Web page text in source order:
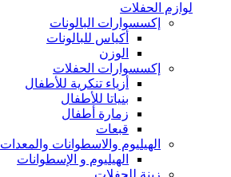
لوازم الحفلات
إكسسوارات البالونات
أكياس للبالونات
الوزن
إكسسوارات الحفلات
أزياء تنكرية للأطفال
بنياتا للأطفال
زمارة أطفال
قبعات
الهيليوم والاسطوانات والمعدات
الهيليوم و الإسطوانات